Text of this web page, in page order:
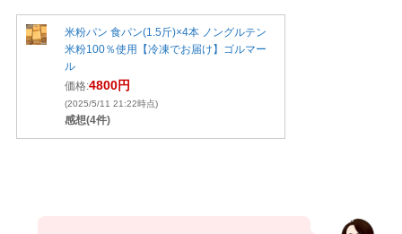
米粉パン 食パン(1.5斤)×4本 ノングルテン
米粉100％使用【冷凍でお届け】ゴルマー
ル
価格:4800円
(2025/5/11 21:22時点)
感想(4件)